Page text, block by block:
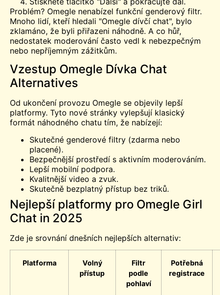
Problém? Omegle nenabízel funkční genderový filtr.
Mnoho lidí, kteří hledali "Omegle dívčí chat", bylo
zklamáno, že byli přiřazeni náhodně. A co hůř,
nedostatek moderování často vedl k nebezpečným
nebo nepříjemným zážitkům.
Vzestup Omegle Dívka Chat
Alternatives
Od ukončení provozu Omegle se objevily lepší
platformy. Tyto nové stránky vylepšují klasický
formát náhodného chatu tím, že nabízejí:
Skutečné genderové filtry (zdarma nebo
placené).
Bezpečnější prostředí s aktivním moderováním.
Lepší mobilní podpora.
Kvalitnější video a zvuk.
Skutečně bezplatný přístup bez triků.
Nejlepší platformy pro Omegle Girl
Chat in 2025
Zde je srovnání dnešních nejlepších alternativ:
Platforma
Volný
přístup
Filtr
podle
pohlaví
Potřebná
registrace